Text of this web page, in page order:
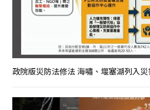
政院版災防法修法 海嘯、堰塞湖列入災